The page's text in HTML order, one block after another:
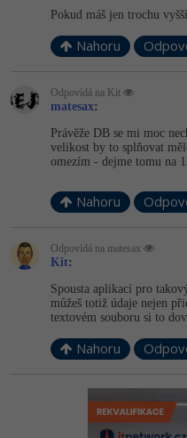
Pokud máš jen trochu
Nahoru
Odpovídá na Kit
matesax:
Právěže DB se mi moc
velikost by to splňovat
omezím - dejme tomu na
Nahoru
Odpovídá na matesax
Kit:
Spousta aplikací pro
můžeš totiž údaje nejen
textovém souboru si to
Nahoru